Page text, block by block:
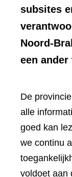
subsites
Noord-
een ander
De
alle
goed kan
we continu
voldoet aan